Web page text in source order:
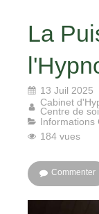
La
13 Juil 2025
Cabinet
Centre de
Informations
184 vues
Commenter